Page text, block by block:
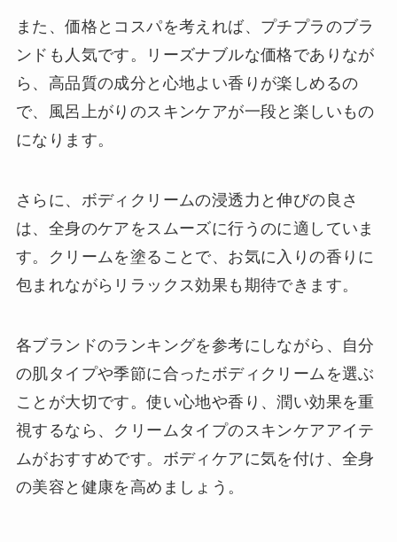
また、価格とコスパを考えれば、プチプラのブラ
ンドも人気です。リーズナブルな価格でありなが
ら、高品質の成分と心地よい香りが楽しめるの
で、風呂上がりのスキンケアが一段と楽しいもの
になります。
さらに、ボディクリームの浸透力と伸びの良さ
は、全身のケアをスムーズに行うのに適していま
す。クリームを塗ることで、お気に入りの香りに
包まれながらリラックス効果も期待できます。
各ブランドのランキングを参考にしながら、自分
の肌タイプや季節に合ったボディクリームを選ぶ
ことが大切です。使い心地や香り、潤い効果を重
視するなら、クリームタイプのスキンケアアイテ
ムがおすすめです。ボディケアに気を付け、全身
の美容と健康を高めましょう。